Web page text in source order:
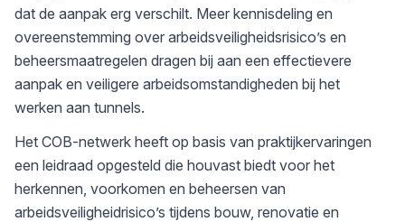
dat de aanpak erg verschilt. Meer kennisdeling en
overeenstemming over arbeidsveiligheidsrisico’s en
beheersmaatregelen dragen bij aan een effectievere
aanpak en veiligere arbeidsomstandigheden bij het
werken aan tunnels.
Het COB-netwerk heeft op basis van praktijkervaringen
een leidraad opgesteld die houvast biedt voor het
herkennen, voorkomen en beheersen van
arbeidsveiligheidrisico’s tijdens bouw, renovatie en